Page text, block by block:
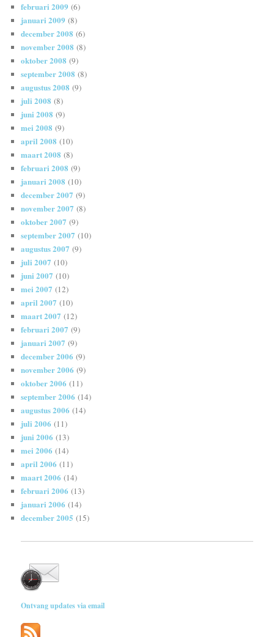
februari 2009 (6)
januari 2009 (8)
december 2008 (6)
november 2008 (8)
oktober 2008 (9)
september 2008 (8)
augustus 2008 (9)
juli 2008 (8)
juni 2008 (9)
mei 2008 (9)
april 2008 (10)
maart 2008 (8)
februari 2008 (9)
januari 2008 (10)
december 2007 (9)
november 2007 (8)
oktober 2007 (9)
september 2007 (10)
augustus 2007 (9)
juli 2007 (10)
juni 2007 (10)
mei 2007 (12)
april 2007 (10)
maart 2007 (12)
februari 2007 (9)
januari 2007 (9)
december 2006 (9)
november 2006 (9)
oktober 2006 (11)
september 2006 (14)
augustus 2006 (14)
juli 2006 (11)
juni 2006 (13)
mei 2006 (14)
april 2006 (11)
maart 2006 (14)
februari 2006 (13)
januari 2006 (14)
december 2005 (15)
Ontvang updates via email